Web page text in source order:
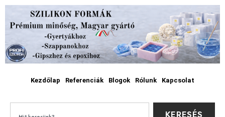
Kezdőlap Referenciák Blogok Rólunk Kapcsolat
KERESÉS